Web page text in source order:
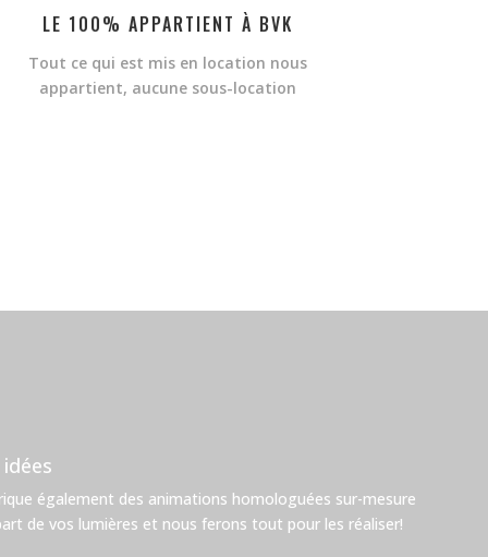
LE 100% APPARTIENT À BVK
Tout ce qui est mis en location nous
appartient, aucune sous-location
également des animations homologuées sur-mesure
de vos lumières et nous ferons tout pour les réaliser!